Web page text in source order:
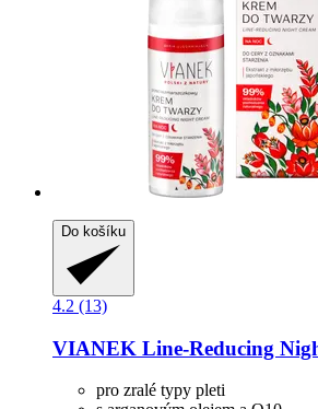
Do košíku
4.2 (13)
VIANEK Line-​Reducing
pro zralé typy pleti